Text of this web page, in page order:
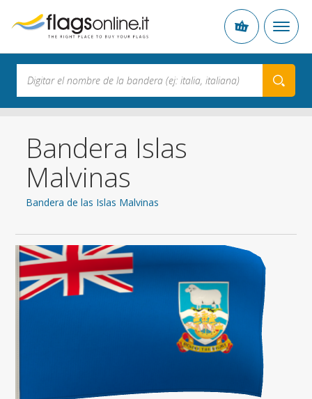
Bandera Islas
Malvinas
Bandera de las Islas Malvinas